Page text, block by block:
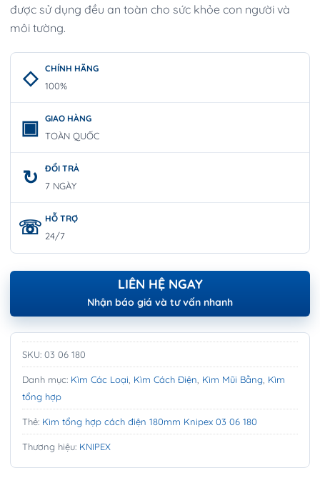
được sử dụng đều an toàn cho sức khỏe con người và
môi tường.
CHÍNH HÃNG
100%
GIAO HÀNG
TOÀN QUỐC
ĐỔI TRẢ
7 NGÀY
HỖ TRỢ
24/7
LIÊN HỆ NGAY
Nhận báo giá và tư vấn nhanh
SKU: 03 06 180
Danh mục: Kìm Các Loại Kìm Cách Điện Kìm Mũi Bằng Kìm
tổng hợp
Thẻ: Kìm tổng hợp cách điện 180mm Knipex 03 06 180
Thương hiệu: KNIPEX